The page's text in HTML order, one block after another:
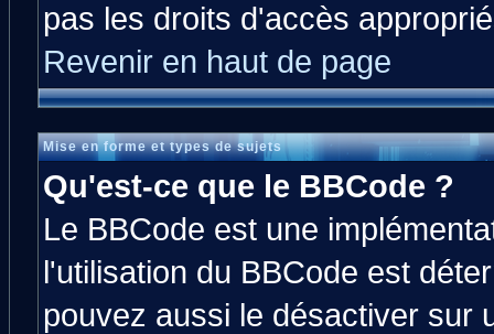
pas les droits d'accès
Revenir en haut de page
Mise en forme et types de sujets
Qu'est-ce que le BBCode ?
Le BBCode est une
l'utilisation du BBCode est
pouvez aussi le désactiver sur